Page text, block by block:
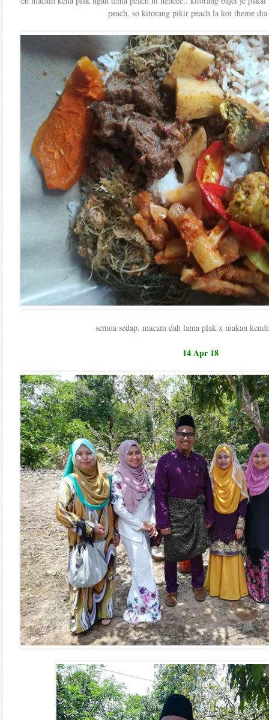
peach, so kitorang pikir peach la kot theme dia
semua sedap. macam dah lama plak x makan
14 Apr 18